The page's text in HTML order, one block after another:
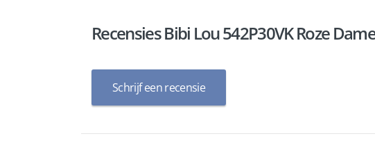
Recensies Bibi Lou 542P30VK Roze
Schrijf een recensie